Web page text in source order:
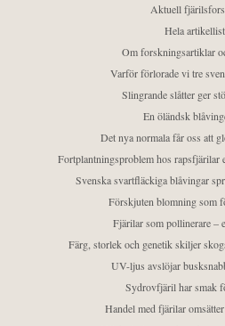
Aktuell
Hela
Om forskningsartiklar
Varför förlorade vi tre
Slingrande slåtter ger
En öländsk
Det nya normala får oss att
Fortplantningsproblem hos rapsfjärilar
Svenska svartfläckiga blåvingar
Förskjuten blomning som
Fjärilar som pollinerare –
Färg, storlek och genetik skiljer
UV-ljus avslöjar
Sydrovfjäril har smak
Handel med fjärilar